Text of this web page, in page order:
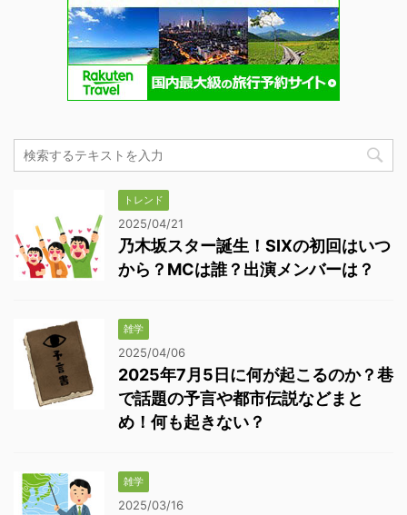
トレンド
2025/04/21
乃木坂スター誕生！SIXの初回はいつ
から？MCは誰？出演メンバーは？
雑学
2025/04/06
2025年7月5日に何が起こるのか？巷
で話題の予言や都市伝説などまと
め！何も起きない？
雑学
2025/03/16